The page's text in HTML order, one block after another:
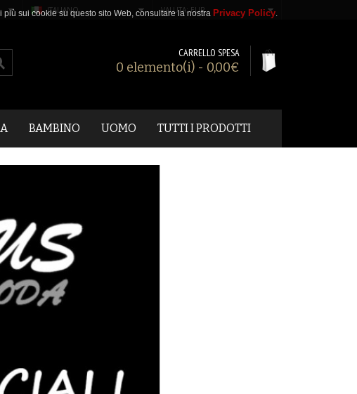
ITALIANO VALUTA: EUR
CARRELLO SPESA
0 elemento(i) - 0,00€
BAMBINO UOMO TUTTI I PRODOTTI
sui cookie su questo sito Web, consultare la nostra Privacy Policy.